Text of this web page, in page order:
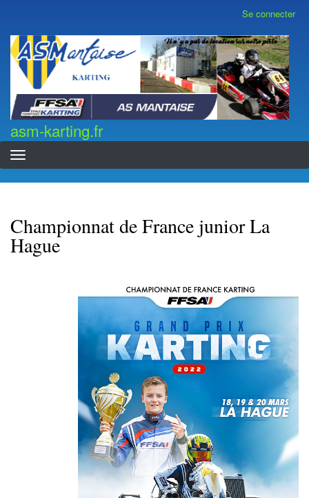
contenu
principal
compte
de
l'utilisateur
Se connecter
asm-karting.fr
asm-karting.fr
Championnat de France junior La
Hague